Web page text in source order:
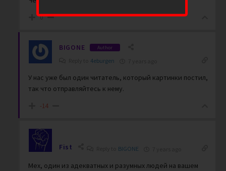
0
BIGONE Author
4eburgen
У нас уже был один читатель, который картинки постил,
так что отправляйтесь к нему.
-14
Fist BIGONE
Мех, один из адекватных и разумных людей на вашем